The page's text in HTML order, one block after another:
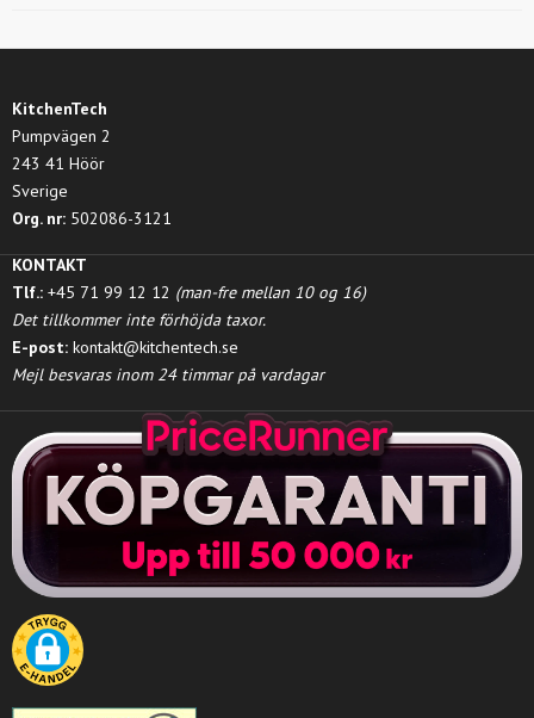
KitchenTech
Pumpvägen 2
243 41 Höör
Sverige
Org. nr: 502086-3121
KONTAKT
Tlf.: +45 71 99 12 12 (man-fre mellan 10 og 16)
Det tillkommer inte förhöjda taxor.
E-post: kontakt@kitchentech.se
Mejl besvaras inom 24 timmar på vardagar